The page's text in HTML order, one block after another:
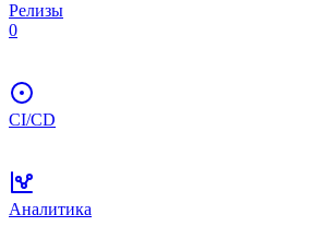
Релизы
0
CI/CD
Аналитика